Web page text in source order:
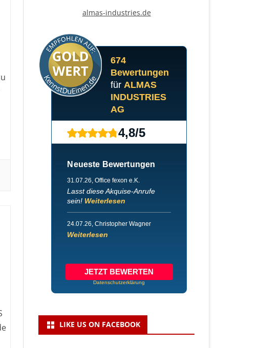
almas-industries.de
674
Bewertungen
fürALMAS
INDUSTRIES
AG
4,8/5
Neueste Bewertungen
31.07.26, Office fexon e.K.
Lasst diese Akquise-Anrufe
sein! Weiterlesen
24.07.26, Christopher Wagner
Weiterlesen
JETZT BEWERTEN
Datenschutzerklärung
LIKE US ON FACEBOOK